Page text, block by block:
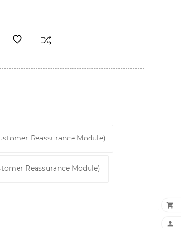
Reassurance Module)
Reassurance Module)

